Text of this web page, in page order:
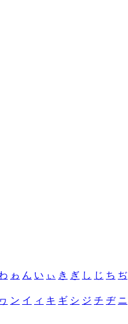
ゎ ん い ぃ き ぎ し じ ち ぢ
ヮ ン イ ィ キ ギ シ ジ チ ヂ ニ